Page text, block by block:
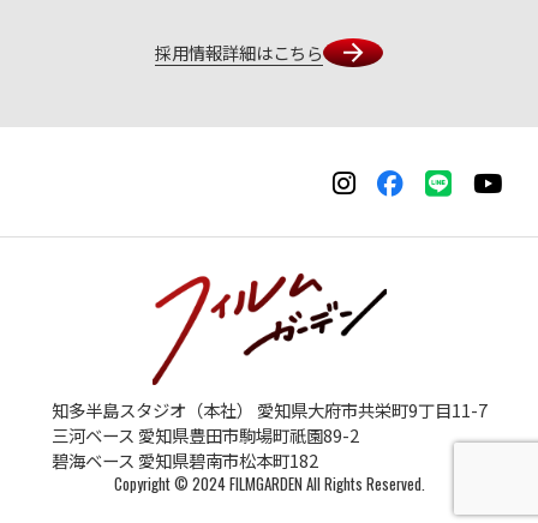
採用情報詳細はこちら
知多半島スタジオ（本社） 愛知県大府市共栄町9丁目11-7
三河ベース 愛知県豊田市駒場町祇園89-2
碧海ベース 愛知県碧南市松本町182
Copyright © 2024 FILMGARDEN All Rights Reserved.